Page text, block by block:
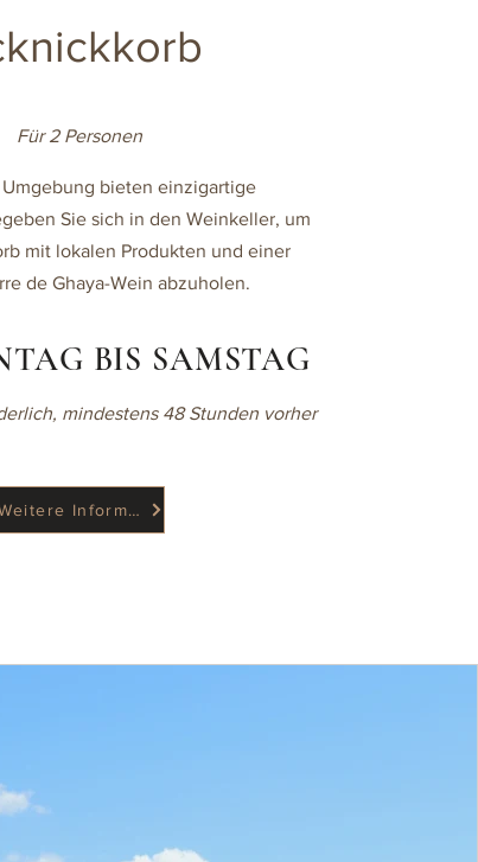
Für 2 Personen
bieten einzigartige
Sie sich in den Weinkeller, um
mit lokalen Produkten und einer
de Ghaya-Wein abzuholen.
BIS SAMSTAG
mindestens 48 Stunden vorher
Weitere Informationen